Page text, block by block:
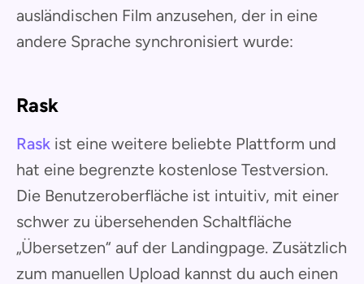
ausländischen Film anzusehen, der in eine
andere Sprache synchronisiert wurde:
Rask
Rask ist eine weitere beliebte Plattform und
hat eine begrenzte kostenlose Testversion.
Die Benutzeroberfläche ist intuitiv, mit einer
schwer zu übersehenden Schaltfläche
„Übersetzen“ auf der Landingpage. Zusätzlich
zum manuellen Upload kannst du auch einen